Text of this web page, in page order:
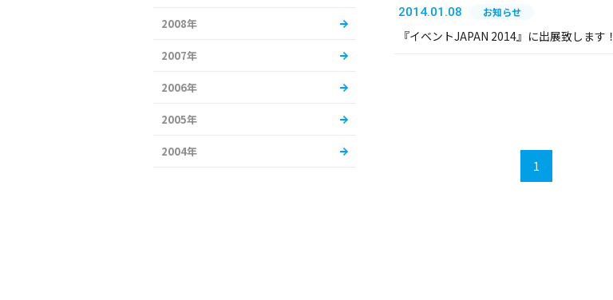
2014.01.08 お知らせ
『イベントJAPAN 2014』に出展致します！
1
2008年
2007年
2006年
2005年
2004年